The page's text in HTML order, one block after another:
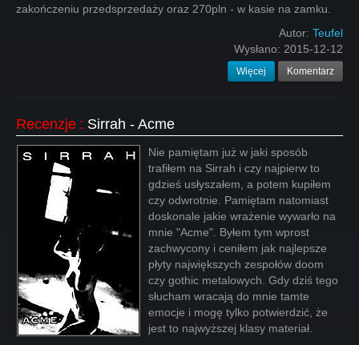
zakończeniu przedsprzedaży oraz 270pln - w kasie na zamku.
Autor: Teufel
Wysłano: 2015-12-12
Więcej Komentarz
Recenzje : Sirrah - Acme
Nie pamiętam już w jaki sposób
trafiłem na Sirrah i czy najpierw to
gdzieś usłyszałem, a potem kupiłem
czy odwrotnie. Pamiętam natomiast
doskonale jakie wrażenie wywarło na
mnie "Acme". Byłem tym wprost
zachwycony i ceniłem jak najlepsze
płyty największych zespołów doom
czy gothic metalowych. Gdy dziś tego
słucham wracają do mnie tamte
emocje i mogę tylko potwierdzić, że
jest to najwyższej klasy materiał.